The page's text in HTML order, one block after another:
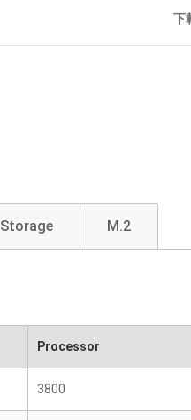
下
Storage M.2
Processor
3800